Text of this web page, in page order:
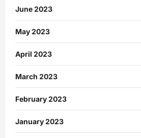
June 2023
May 2023
April 2023
March 2023
February 2023
January 2023